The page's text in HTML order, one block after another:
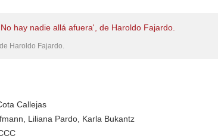
Haroldo Fajardo.
Callejas
Liliana Pardo, Karla Bukantz